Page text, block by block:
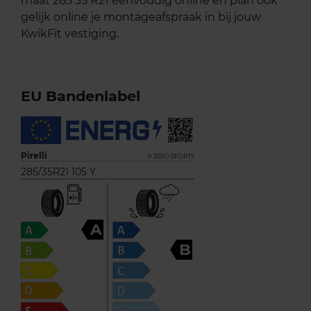
gelijk online je montageafspraak in bij jouw
KwikFit vestiging.
EU Bandenlabel
Pirelli P ZERO SPORTS
285/35R21 105 Y
A
B